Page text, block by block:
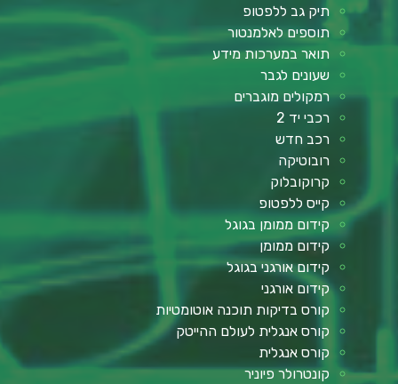
תיק גב ללפטופ
תוספים לאלמנטור
תואר במערכות מידע
שעונים לגבר
רמקולים מוגברים
רכבי יד 2
רכב חדש
רובוטיקה
קרוקובלוק
קייס ללפטופ
קידום ממומן בגוגל
קידום ממומן
קידום אורגני בגוגל
קידום אורגני
קורס בדיקות תוכנה אוטומטיות
קורס אנגלית לעולם ההייטק
קורס אנגלית
קונטרולר פיוניר